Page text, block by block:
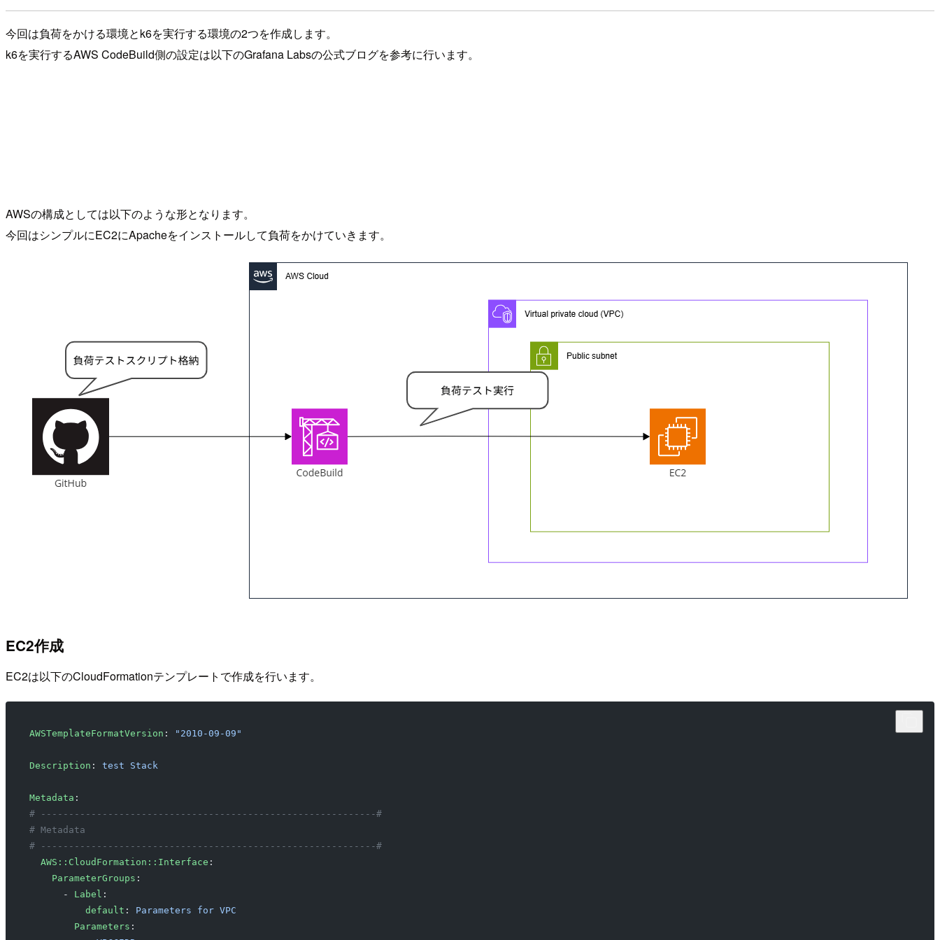
今回は負荷をかける環境とk6を実行する環境の2つを作成します。
k6を実行するAWS CodeBuild側の設定は以下のGrafana Labsの公式ブログを参考に行います。
AWSの構成としては以下のような形となります。
今回はシンプルにEC2にApacheをインストールして負荷をかけていきます。
EC2作成
EC2は以下のCloudFormationテンプレートで作成を行います。
AWSTemplateFormatVersion : "2010-09-09"
Description : test Stack
Metadata :
# ------------------------------------------------------------#
# Metadata
# ------------------------------------------------------------#
  AWS::CloudFormation::Interface
:
    ParameterGroups
:
      -
Label :
          default
: Parameters for VPC
        Parameters
: